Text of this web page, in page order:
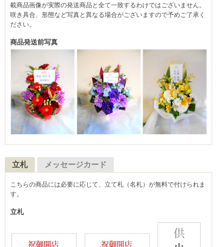
載商品画像が実際の発送商品と全て一致するわけではございません。
咲き具合、形態など写真と異なる場合がございますので予めご了承く
ださい。
商品発送前写真
立札 メッセージカード
こちらの商品には必要に応じて、立て札（名札）が無料で付けられま
す。
立札